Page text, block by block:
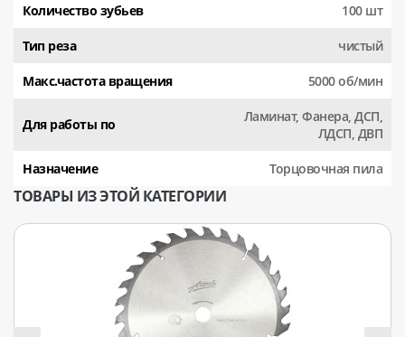
Количество зубьев 100 шт
Тип реза чистый
Макс.частота вращения 5000 об/мин
Для работы по
Ламинат, Фанера, ДСП,
ЛДСП, ДВП
Назначение Торцовочная пила
ТОВАРЫ ИЗ ЭТОЙ КАТЕГОРИИ